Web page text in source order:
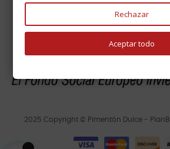
2025 Copyright © Pimentón Dulce - PlanB
Rechazar
Aceptar todo